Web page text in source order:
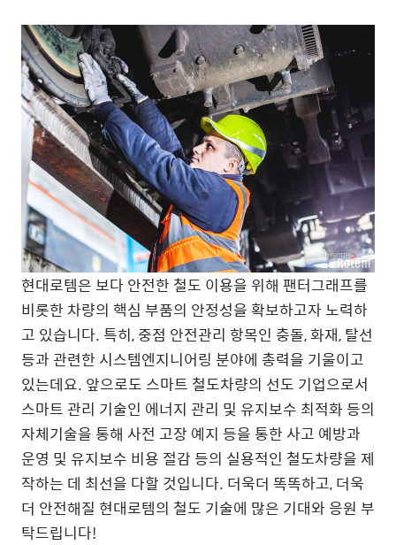
현대로템은 보다 안전한 철도 이용을 위해 팬터그래프를
비롯한 차량의 핵심 부품의 안정성을 확보하고자 노력하
고 있습니다. 특히, 중점 안전관리 항목인 충돌, 화재, 탈선
등과 관련한 시스템엔지니어링 분야에 총력을 기울이고
있는데요. 앞으로도 스마트 철도차량의 선도 기업으로서
스마트 관리 기술인 에너지 관리 및 유지보수 최적화 등의
자체기술을 통해 사전 고장 예지 등을 통한 사고 예방과
운영 및 유지보수 비용 절감 등의 실용적인 철도차량을 제
작하는 데 최선을 다할 것입니다. 더욱더 똑똑하고, 더욱
더 안전해질 현대로템의 철도 기술에 많은 기대와 응원 부
탁드립니다!